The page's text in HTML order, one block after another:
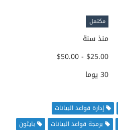
مكتمل
منذ سنة
$25.00 - $50.00
30 يوما
إدارة قواعد البيانات
برمجة قواعد البيانات
بايثون